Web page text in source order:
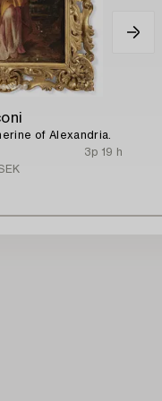
of Alexandria.
3p 19 h